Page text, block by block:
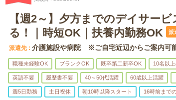
【週2～】夕方までのデイサー
る！｜時短OK｜扶養内勤務OK
派
派遣先 介護施設や病院 ※ご自宅近辺からご案内可
職種未経験OK ブランクOK 既卒第二新卒OK 10名以
英語不要 履歴書不要 40～50代活躍 60歳以上活躍
週5日勤務 土日祝休 朝10時以降スタート 16時前まで